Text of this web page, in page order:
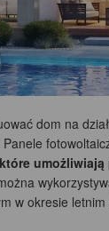
dom na
w okresie